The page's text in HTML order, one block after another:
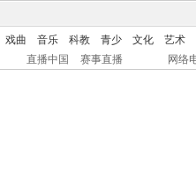
戏曲 音乐 科教 青少 文化
艺术
直播中国 赛事直播 网络